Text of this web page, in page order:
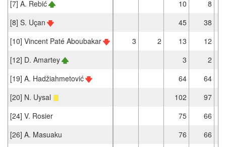
[7] A. Rebić 10
8
[8] S. Uçan
45
38
[10] Vincent Paté Aboubakar
3 2 13
12
[12] D. Amartey
3
2
[19] A. Hadžiahmetović
64
64
[20] N. Uysal
102
97
[24] V. Rosier
75
66
[26] A. Masuaku
76
66